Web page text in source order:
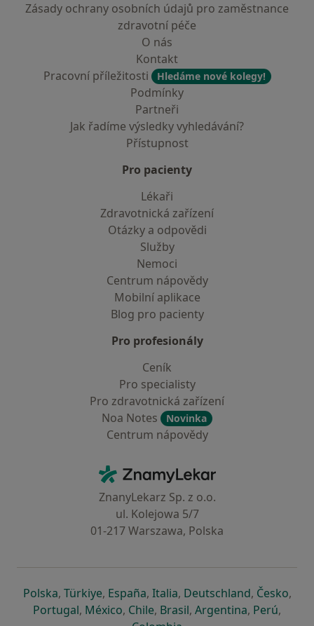
Zásady ochrany osobních údajů pro zaměstnance
zdravotní péče
O nás
Kontakt
Pracovní příležitosti
Hledáme nové kolegy!
Podmínky
Partneři
Jak řadíme výsledky vyhledávání?
Přístupnost
Pro pacienty
Lékaři
Zdravotnická zařízení
Otázky a odpovědi
Služby
Nemoci
Centrum nápovědy
Mobilní aplikace
Blog pro pacienty
Pro profesionály
Ceník
Pro specialisty
Pro zdravotnická zařízení
Noa Notes
Novinka
Centrum nápovědy
ZnamyLekar - Hlavní stránka
ZnanyLekarz Sp. z o.o.
ul. Kolejowa 5/7
01-217 Warszawa, Polska
Polskase otevře v nové záložce
, Türkiyese otevře v nové záložce
, Españase otevře v nové záložce
, Italiase otevře v nové záložce
, Deutschlandse otevře v
, Českose
,
Portugalse otevře v nové záložce
, Méxicose otevře v nové záložce
, Chilese otevře v nové záložce
, Brasilse otevře v nové
, Argentinase otevře v
, Perúse
,